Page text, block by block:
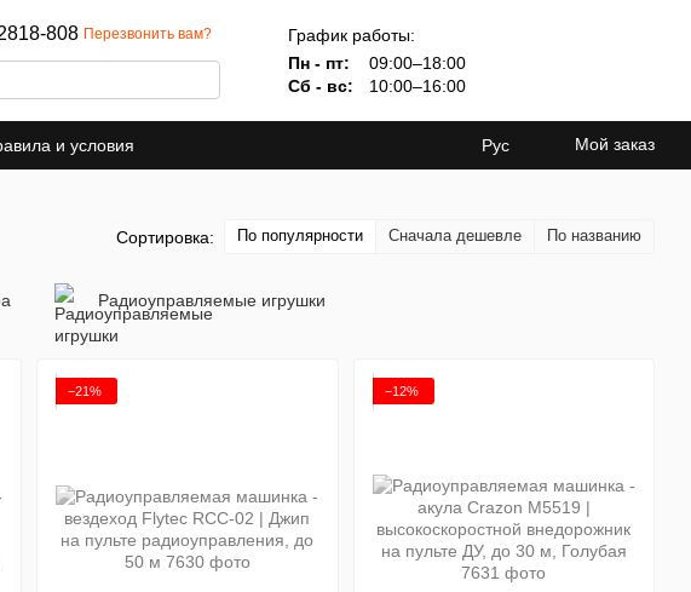
808 Перезвонить вам?
График работы:
Пн - пт:
09:00–18:00
Сб - вс:
10:00–16:00
и условия Рус Мой заказ
Сортировка: По популярности Сначала дешевле По названию
Радиоуправляемые игрушки
−21% −12%